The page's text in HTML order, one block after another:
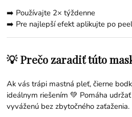
➡️ Používajte 2× týždenne
➡️ Pre najlepší efekt aplikujte po
💡 Prečo zaradiť túto
Ak vás trápi mastná pleť, čierne
ideálnym riešením 💚 Pomáha
vyváženú bez zbytočného zaťaženia.